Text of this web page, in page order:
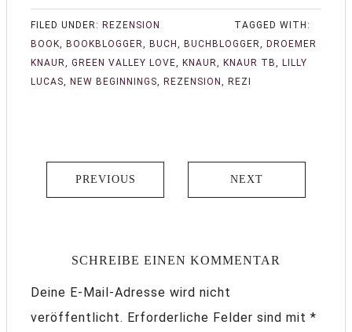
FILED UNDER: REZENSION
TAGGED WITH:
BOOK, BOOKBLOGGER, BUCH , BUCHBLOGGER, DROEMER
KNAUR, GREEN VALLEY LOVE, KNAUR, KNAUR TB, LILLY
LUCAS, NEW BEGINNINGS, REZENSION , REZI
PREVIOUS NEXT
SCHREIBE EINEN KOMMENTAR
Deine E-Mail-Adresse wird nicht
veröffentlicht. Erforderliche Felder sind mit *